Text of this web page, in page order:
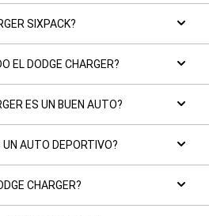
SIXPACK?
EL DODGE CHARGER?
ES UN BUEN AUTO?
UN AUTO DEPORTIVO?
CHARGER?